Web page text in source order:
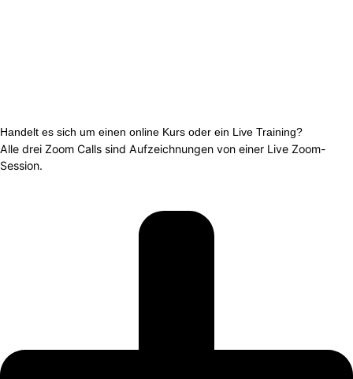
Handelt es sich um einen online Kurs oder ein Live Training?
Alle drei Zoom Calls sind Aufzeichnungen von einer Live Zoom-
Session.